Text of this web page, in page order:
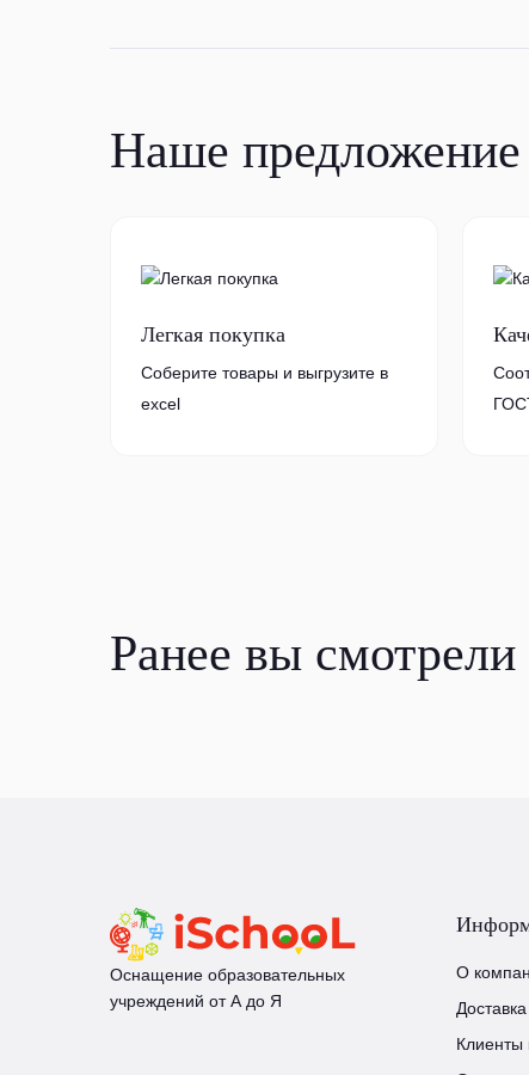
Наше предложение
Легкая покупка
Соберите товары и выгрузите в
excel
Ранее вы смотрели
Оснащение образовательных
учреждений от А до Я
О
Доставка
Клиенты